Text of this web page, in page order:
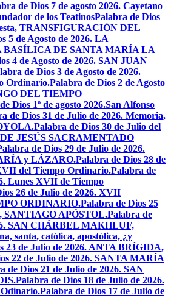
de Dios 7 de agosto 2026. Cayetano
de los TeatinosPalabra de Dios
TRANSFIGURACIÓN DEL
5 de Agosto de 2026. LA
DE SANTA MARÍA LA
4 de Agosto de 2026. SAN JUAN
de Dios 3 de Agosto de 2026.
Ordinario.Palabra de Dios 2 de Agosto
DEL TIEMPO
Dios 1º de agosto 2026.San Alfonso
de Dios 31 de Julio de 2026. Memoria,
Palabra de Dios 30 de Julio del
JESÚS SACRAMENTADO
de Dios 29 de Julio de 2026.
y LÁZARO.Palabra de Dios 28 de
del Tiempo Ordinario.Palabra de
Lunes XVII de Tiempo
26 de Julio de 2026. XVII
ORDINARIO.Palabra de Dios 25
SANTIAGO APÓSTOL.Palabra de
SAN CHÁRBEL MAKHLUF,
santa, católica, apostólica, ¿y
23 de Julio de 2026. ANTA BRÍGIDA,
22 de Julio de 2026. SANTA MARÍA
de Dios 21 de Julio de 2026. SAN
Palabra de Dios 18 de Julio de 2026.
Palabra de Dios 17 de Julio de